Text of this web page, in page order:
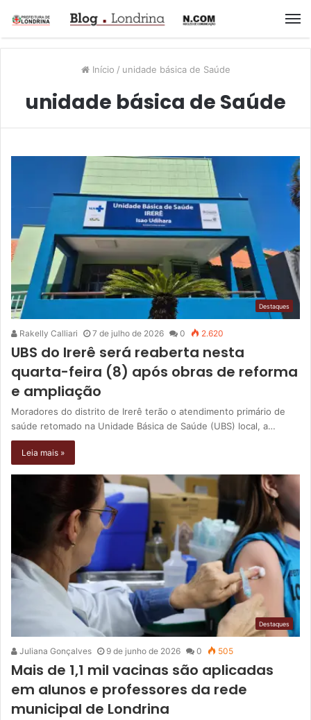
Início / unidade básica de Saúde
unidade básica de Saúde
Destaques
Rakelly Calliari 7 de julho de 2026 0 2.620
UBS do Irerê será reaberta nesta
quarta-feira (8) após obras de reforma
e ampliação
Moradores do distrito de Irerê terão o atendimento primário de
saúde retomado na Unidade Básica de Saúde (UBS) local, a…
Leia mais »
Destaques
Juliana Gonçalves 9 de junho de 2026 0 505
Mais de 1,1 mil vacinas são aplicadas
em alunos e professores da rede
municipal de Londrina